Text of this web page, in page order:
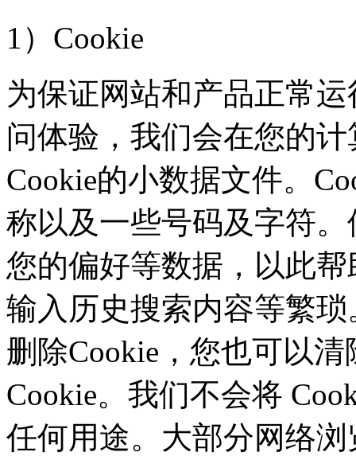
1）Cookie
为保证网站和产品正常
问体验，我们会在您的
Cookie的小数据文件。
称以及一些号码及字符
您的偏好等数据，以此
输入历史搜索内容等繁
删除Cookie，您也可以
Cookie。我们不会将
任何用途。大部分网络